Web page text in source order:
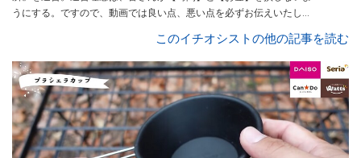
うにする。ですので、動画では良い点、悪い点を必ずお伝えいたしま
このイチオシストの他の記事を読む